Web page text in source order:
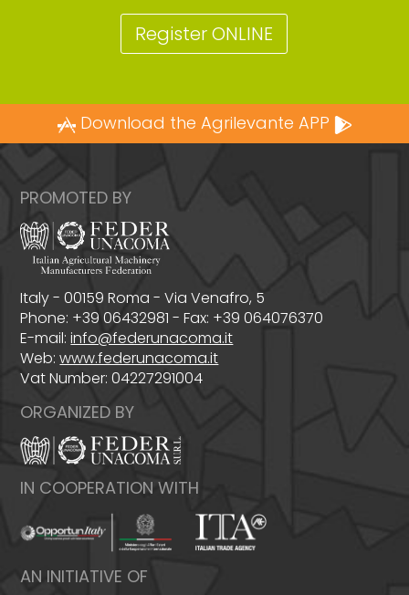
Register ONLINE
Download the Agrilevante APP
PROMOTED BY
Italy - 00159 Roma - Via Venafro, 5
Phone: +39 06432981 - Fax: +39 064076370
E-mail:info@federunacoma.it
Web:www.federunacoma.it
Vat Number: 04227291004
ORGANIZED BY
IN COOPERATION WITH
AN INITIATIVE OF